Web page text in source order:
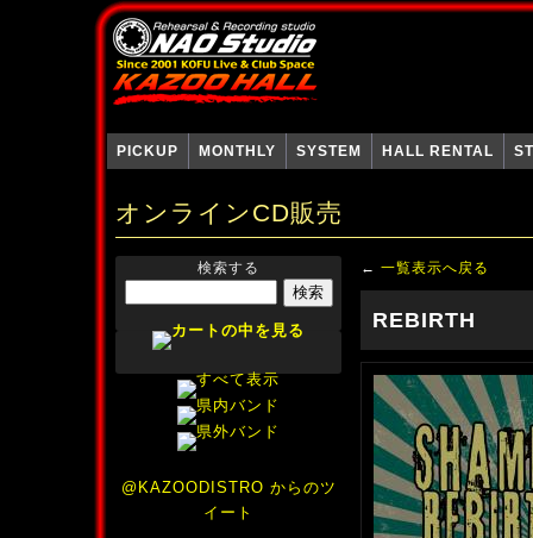
PICKUP MONTHLY SYSTEM HALL RENTAL
オンラインCD販売
検索する
@KAZOODISTRO からのツ
イート
← 一覧表示へ戻る
REBIRTH